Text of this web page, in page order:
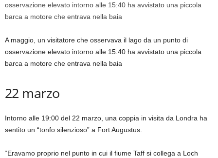
A maggio, un visitatore che osservava il lago da un punto di
osservazione elevato intorno alle 15:40 ha avvistato una piccola
barca a motore che entrava nella baia
22 marzo
Intorno alle 19:00 del 22 marzo, una coppia in visita da Londra ha
sentito un “tonfo silenzioso” a Fort Augustus.
“Eravamo proprio nel punto in cui il fiume Taff si collega a Loch